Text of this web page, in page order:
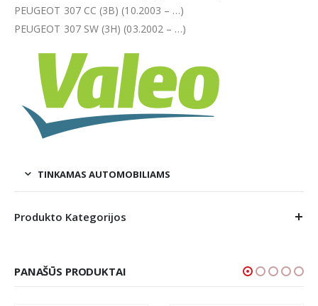
PEUGEOT 307 CC (3B) (10.2003 – …)
PEUGEOT 307 SW (3H) (03.2002 – …)
TINKAMAS AUTOMOBILIAMS
Produkto Kategorijos
PANAŠŪS PRODUKTAI